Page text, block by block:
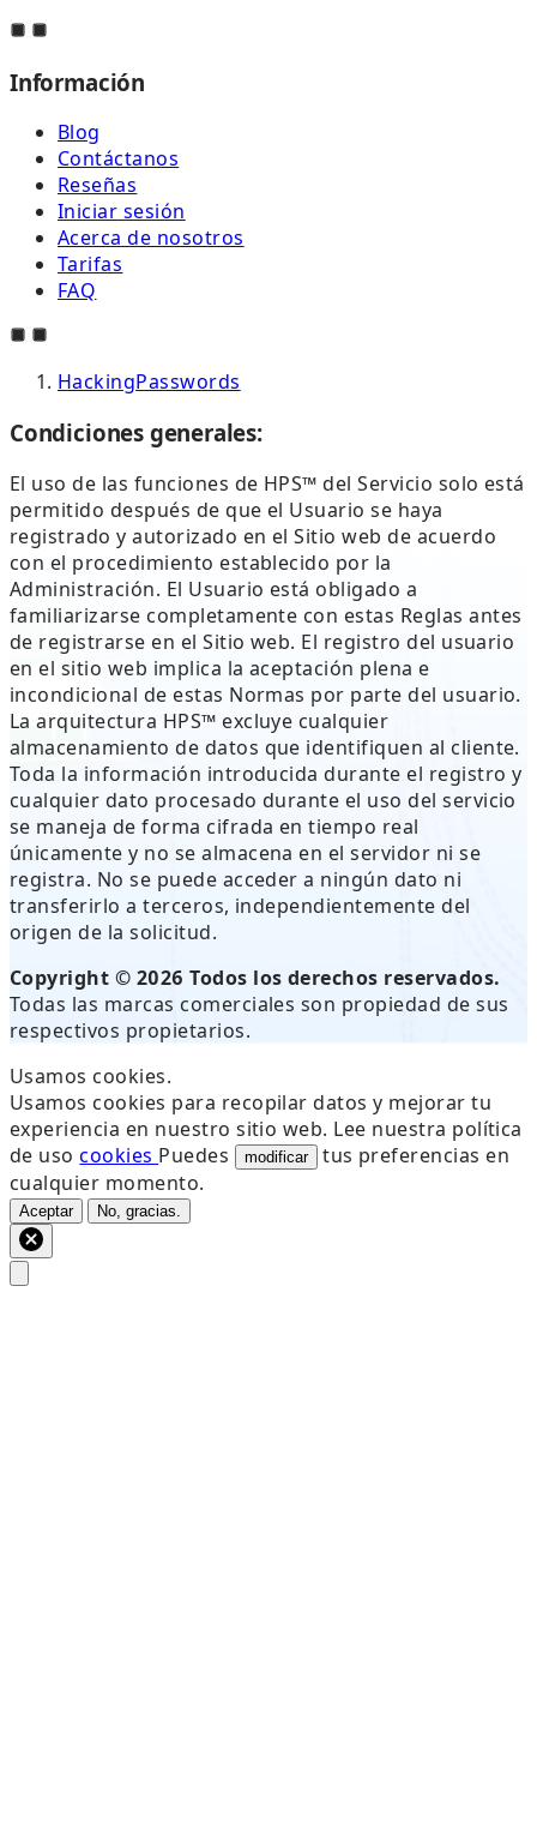
Información
Blog
Contáctanos
Reseñas
Iniciar sesión
Acerca de nosotros
Tarifas
FAQ
HackingPasswords
Condiciones generales:
El uso de las funciones de HPS™ del Servicio solo está
permitido después de que el Usuario se haya
registrado y autorizado en el Sitio web de acuerdo
con el procedimiento establecido por la
Administración. El Usuario está obligado a
familiarizarse completamente con estas Reglas antes
de registrarse en el Sitio web. El registro del usuario
en el sitio web implica la aceptación plena e
incondicional de estas Normas por parte del usuario.
La arquitectura HPS™ excluye cualquier
almacenamiento de datos que identifiquen al cliente.
Toda la información introducida durante el registro y
cualquier dato procesado durante el uso del servicio
se maneja de forma cifrada en tiempo real
únicamente y no se almacena en el servidor ni se
registra. No se puede acceder a ningún dato ni
transferirlo a terceros, independientemente del
origen de la solicitud.
Copyright © 2026 Todos los derechos reservados.
Todas las marcas comerciales son propiedad de sus
respectivos propietarios.
Usamos cookies.
Usamos cookies para recopilar datos y mejorar tu
experiencia en nuestro sitio web. Lee nuestra política
de usocookies Puedes modificar tus preferencias en
cualquier momento.
Aceptar No, gracias.